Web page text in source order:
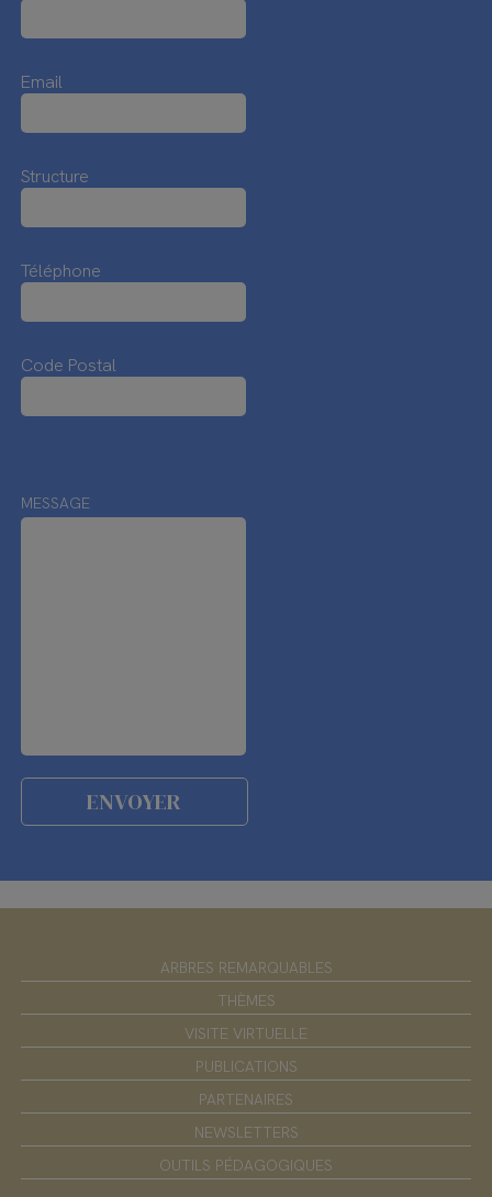
Email
Structure
Téléphone
Code Postal
MESSAGE
ARBRES REMARQUABLES
THÈMES
VISITE VIRTUELLE
PUBLICATIONS
PARTENAIRES
NEWSLETTERS
OUTILS PÉDAGOGIQUES